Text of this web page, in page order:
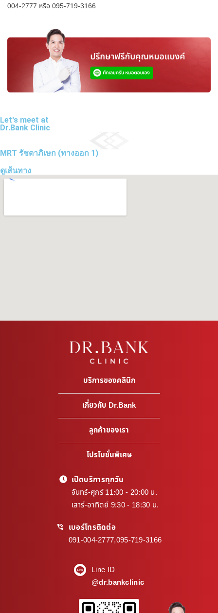
004-2777 หรือ 095-719-3166
Let's meet at
Dr.Bank Clinic
MRT รัชดาภิเษก (ทางออก 1)
ดูเส้นทาง
บริการของคลินิก
เกี่ยวกับ Dr.Bank
ลูกค้าของเรา
โปรโมชั่นพิเศษ
เปิดบริการทุกวัน
จันทร์-ศุกร์ 11:00 - 20:00 น.
เสาร์-อาทิตย์ 9:30 - 18:30 น.
เบอร์โทรติดต่อ
091-004-2777,095-719-3166
Line ID
@dr.bankclinic